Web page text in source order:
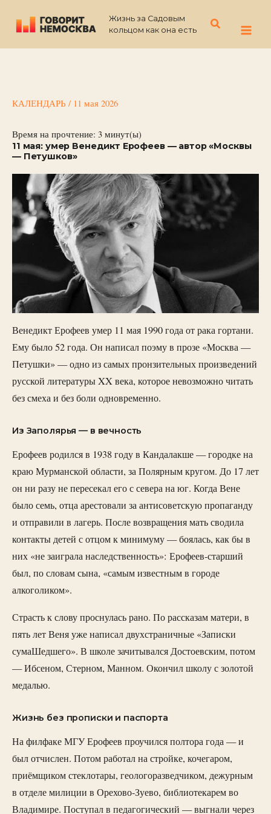
содержимому
Жизнь за Садовым
кольцом как она есть
Поиск
КАЛЕНДАРЬ / 11 мая 2026
Время на прочтение: 3 минут(ы)
11 мая: умер Венедикт Ерофеев — автор «Москвы
— Петушков»
Венедикт Ерофеев умер 11 мая 1990 года от рака гортани.
Ему было 52 года. Он написал поэму в прозе «Москва —
Петушки» — одно из самых пронзительных произведений
русской литературы XX века, которое невозможно читать
без смеха и без боли одновременно.
Из Заполярья — в вечность
Ерофеев родился в 1938 году в Кандалакше — городке на
краю Мурманской области, за Полярным кругом. До 17 лет
он ни разу не пересекал его с севера на юг. Когда Вене
было семь, отца арестовали за антисоветскую пропаганду
и отправили в лагерь. После возвращения мать сводила
контакты детей с отцом к минимуму — боялась, как бы в
них «не заиграла наследственность»: Ерофеев-старший
был, по словам сына, «самым известным в городе
алкоголиком».
Страсть к слову проснулась рано. По рассказам матери, в
пять лет Веня уже написал двухстраничные «Записки
сумаШедшего». В школе зачитывался Достоевским, потом
— Ибсеном, Стерном, Манном. Окончил школу с золотой
медалью.
Жизнь без прописки и паспорта
На филфаке МГУ Ерофеев проучился полтора года — и
был отчислен. Потом работал на стройке, кочегаром,
приёмщиком стеклотары, геологоразведчиком, дежурным
в отделе милиции в Орехово-Зуево, библиотекарем во
Владимире. Поступал в педагогический — выгнали через